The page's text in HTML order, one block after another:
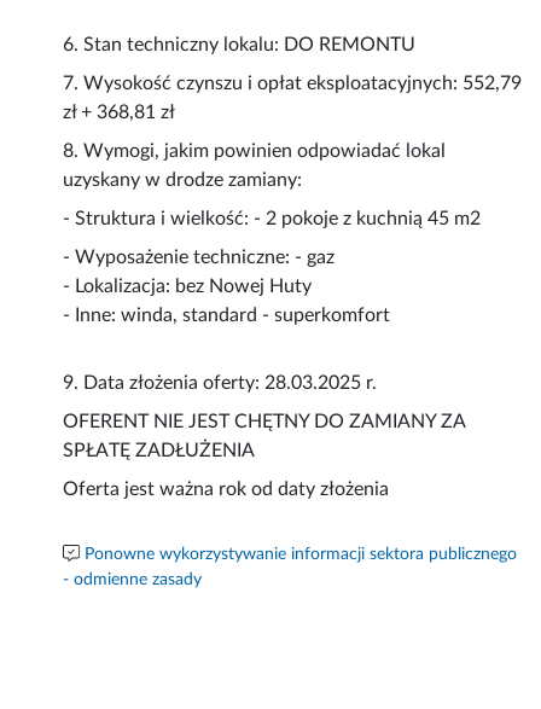
6. Stan techniczny lokalu: DO REMONTU
7. Wysokość czynszu i opłat eksploatacyjnych: 552,79
zł + 368,81 zł
8. Wymogi, jakim powinien odpowiadać lokal
uzyskany w drodze zamiany:
- Struktura i wielkość: - 2 pokoje z kuchnią 45 m2
- Wyposażenie techniczne: - gaz
- Lokalizacja: bez Nowej Huty
- Inne: winda, standard - superkomfort
9. Data złożenia oferty: 28.03.2025 r.
OFERENT NIE JEST CHĘTNY DO ZAMIANY ZA
SPŁATĘ ZADŁUŻENIA
Oferta jest ważna rok od daty złożenia
Ponowne wykorzystywanie informacji sektora publicznego
- odmienne zasady